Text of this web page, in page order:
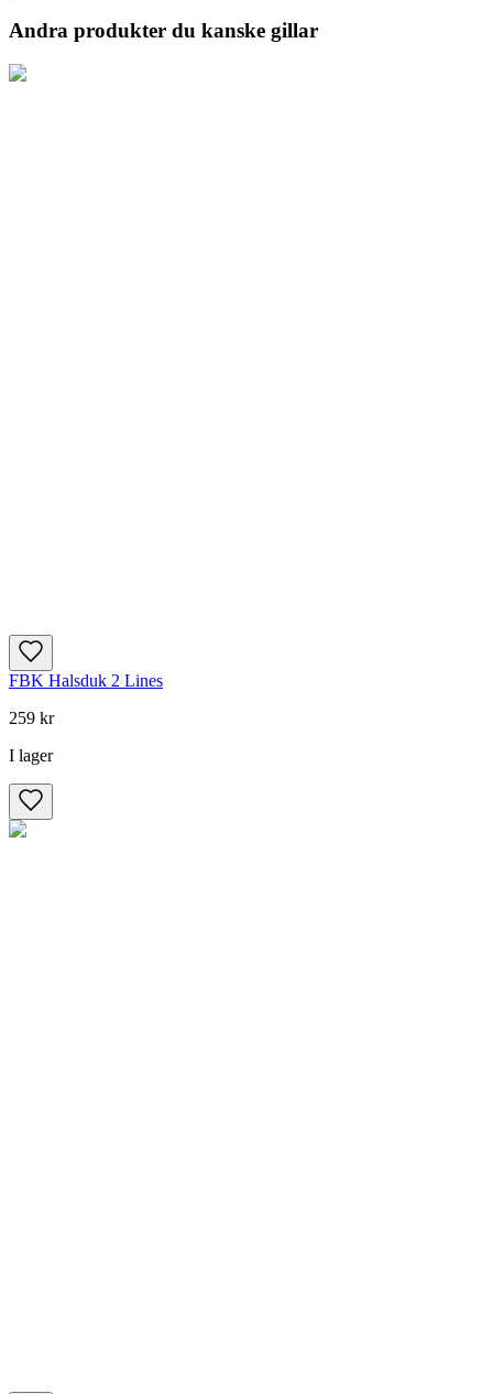
Andra produkter du kanske gillar
FBK Halsduk 2 Lines
259 kr
I lager